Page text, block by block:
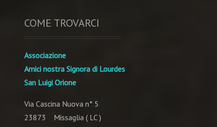
COME TROVARCI
Associazione
Amici nostra Signora di Lourdes
San Luigi Orione
Via Cascina Nuova n° 5
23873 Missaglia ( LC )